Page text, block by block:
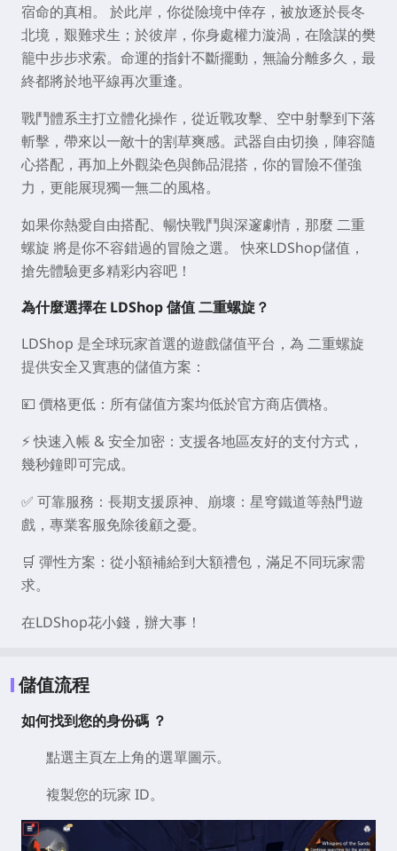
宿命的真相。 於此岸，你從險境中倖存，被放逐於長冬
北境，艱難求生；於彼岸，你身處權力漩渦，在陰謀的樊
籠中步步求索。命運的指針不斷擺動，無論分離多久，最
終都將於地平線再次重逢。
戰鬥體系主打立體化操作，從近戰攻擊、空中射擊到下落
斬擊，帶來以一敵十的割草爽感。武器自由切換，陣容隨
心搭配，再加上外觀染色與飾品混搭，你的冒險不僅強
力，更能展現獨一無二的風格。
如果你熱愛自由搭配、暢快戰鬥與深邃劇情，那麼 二重
螺旋 將是你不容錯過的冒險之選。 快來LDShop儲值，
搶先體驗更多精彩内容吧！
為什麼選擇在 LDShop 儲值 二重螺旋？
LDShop 是全球玩家首選的遊戲儲值平台，為 二重螺旋
提供安全又實惠的儲值方案：
💴 價格更低 ：所有儲值方案均低於官方商店價格。
⚡快速入帳 & 安全加密 ：支援各地區友好的支付方式，
幾秒鐘即可完成。
✅ 可靠服務 ：長期支援原神、崩壞：星穹鐵道等熱門遊
戲，專業客服免除後顧之憂。
🛒 彈性方案 ：從小額補給到大額禮包，滿足不同玩家需
求。
在LDShop花小錢，辦大事！
儲值流程
如何找到您的身份碼 ？
點選主頁左上角的選單圖示。
複製您的玩家 ID。